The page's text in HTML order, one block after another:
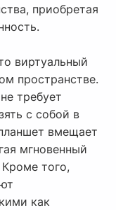
приобретая
виртуальный
пространстве.
требует
с собой в
вмещает
мгновенный
того,
как